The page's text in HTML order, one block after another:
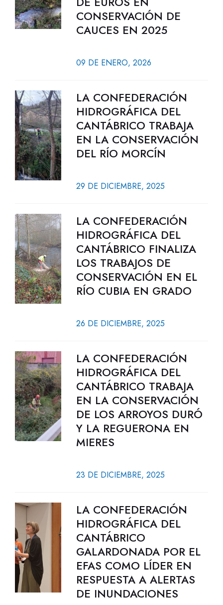
CONSERVACIÓN DE
CAUCES EN 2025
09 DE ENERO, 2026
LA CONFEDERACIÓN
HIDROGRÁFICA DEL
CANTÁBRICO TRABAJA
EN LA CONSERVACIÓN
DEL RÍO MORCÍN
29 DE DICIEMBRE, 2025
LA CONFEDERACIÓN
HIDROGRÁFICA DEL
CANTÁBRICO FINALIZA
LOS TRABAJOS DE
CONSERVACIÓN EN EL
RÍO CUBIA EN GRADO
26 DE DICIEMBRE, 2025
LA CONFEDERACIÓN
HIDROGRÁFICA DEL
CANTÁBRICO TRABAJA
EN LA CONSERVACIÓN
DE LOS ARROYOS DURÓ
Y LA REGUERONA EN
MIERES
23 DE DICIEMBRE, 2025
LA CONFEDERACIÓN
HIDROGRÁFICA DEL
CANTÁBRICO
GALARDONADA POR EL
EFAS COMO LÍDER EN
RESPUESTA A ALERTAS
DE INUNDACIONES